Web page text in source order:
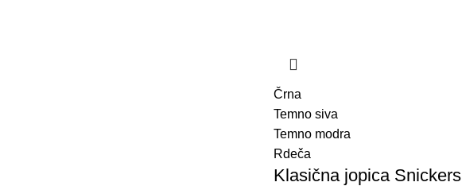
Črna
Temno siva
Temno modra
Rdeča
Klasična jopica Snickers